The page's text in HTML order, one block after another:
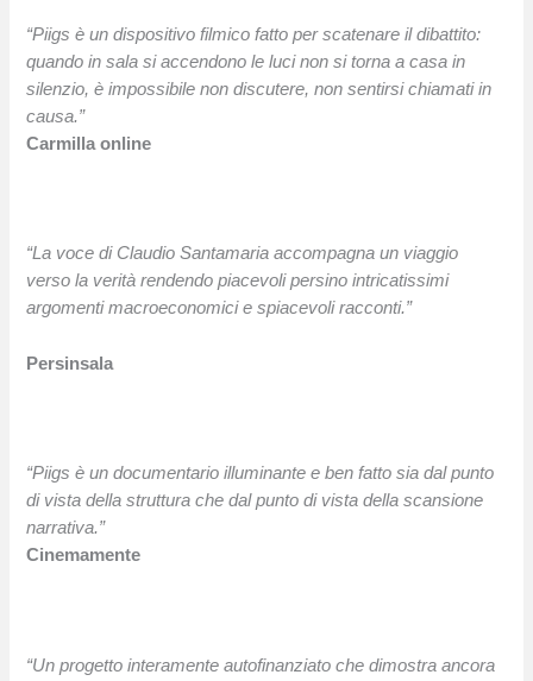
“Piigs è un dispositivo filmico fatto per scatenare il dibattito:
quando in sala si accendono le luci non si torna a casa in
silenzio, è impossibile non discutere, non sentirsi chiamati in
causa.”
Carmilla online
“La voce di Claudio Santamaria accompagna un viaggio
verso la verità rendendo piacevoli persino intricatissimi
argomenti macroeconomici e spiacevoli racconti.”
Persinsala
“Piigs è un documentario illuminante e ben fatto sia dal punto
di vista della struttura che dal punto di vista della scansione
narrativa.”
Cinemamente
“Un progetto interamente autofinanziato che dimostra ancora